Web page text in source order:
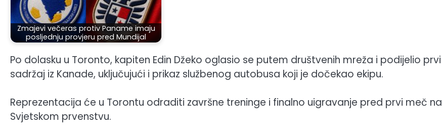
Zmajevi večeras protiv Paname imaju
posljednju provjeru pred Mundijal
Po dolasku u Toronto, kapiten Edin Džeko oglasio se putem društvenih mreža i podijelio prvi
sadržaj iz Kanade, uključujući i prikaz službenog autobusa koji je dočekao ekipu.
Reprezentacija će u Torontu odraditi završne treninge i finalno uigravanje pred prvi meč na
Svjetskom prvenstvu.